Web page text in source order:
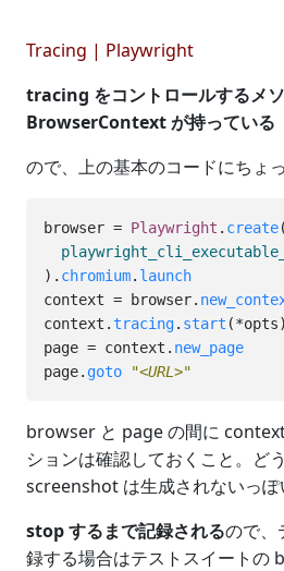
Tracing | Playwright
tracing をコントロールするメ
BrowserContext が持っている
ので、上の基本のコードにちょ
browser = Playwright . create(
). chromium. launch
context = browser.
context .tracing. start (*opts)
page = context . new_page
page. goto "<URL>"
browser と page の間に
ションは確認しておくこと。ど
screenshot は生成されないっぽ
stop するまで記録されるので、
録する場合はテストスイート